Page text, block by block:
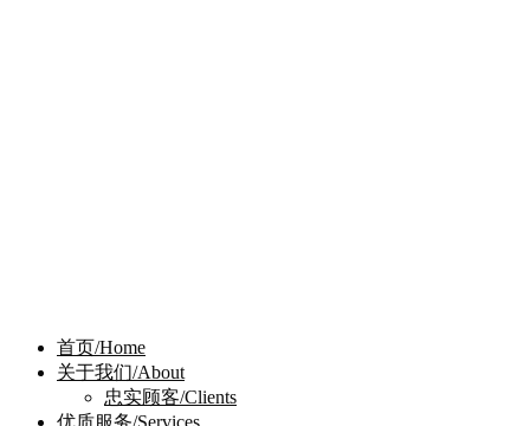
首页/Home
关于我们/About
忠实顾客/Clients